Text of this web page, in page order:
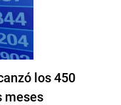
los 450
meses